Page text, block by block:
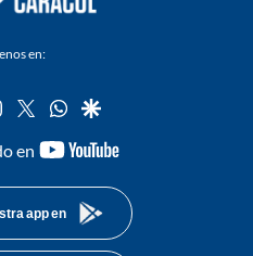
en:
instagram
twitterwhatsapp
google
en
youtube-
app en